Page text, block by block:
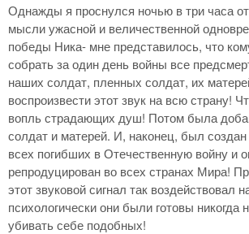
Однажды я проснулся ночью в три часа
мысли ужасной и величественной
победы Ника- мне представилось, что
собрать за один день войны все
наших солдат, пленных солдат, их
воспроизвести этот звук на всю страну!
вопль страдающих душ! Потом была
солдат и матерей. И, наконец, был
всех погибших в Отечественную войну и
репродуцирован во всех странах Мира!
этот звуковой сигнал так воздействовал
психологически они были готовы никогда
убивать себе подобных!